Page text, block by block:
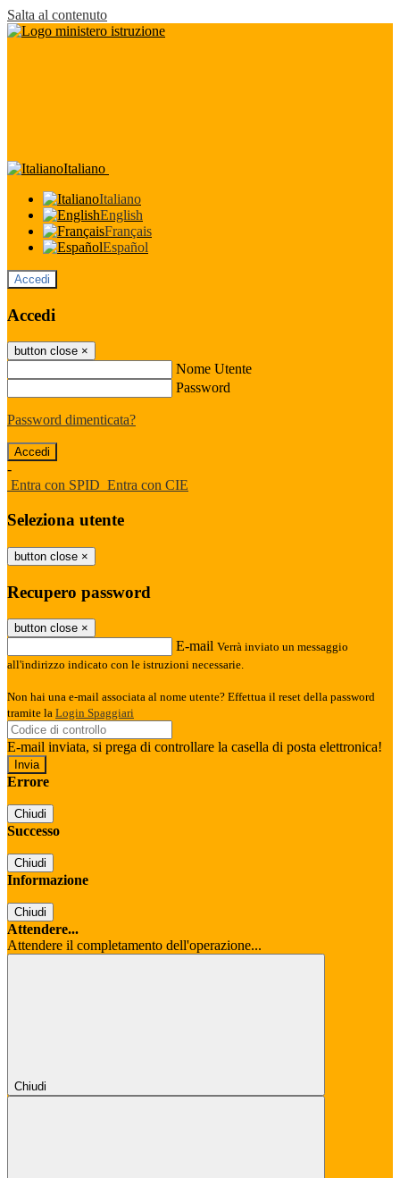
Salta al contenuto
Italiano
Italiano
English
Français
Español
Accedi
Accedi
button close ×
Nome Utente
Password
Password dimenticata?
-
Entra con SPID Entra con CIE
Seleziona utente
button close ×
Recupero password
button close ×
E-mail Verrà inviato un messaggio
all'indirizzo indicato con le istruzioni necessarie.
Non hai una e-mail associata al nome utente? Effettua il reset della password
tramite la Login Spaggiari
E-mail inviata, si prega di controllare la casella di posta elettronica!
Errore
Chiudi
Successo
Chiudi
Informazione
Chiudi
Attendere...
Attendere il completamento dell'operazione...
Chiudi